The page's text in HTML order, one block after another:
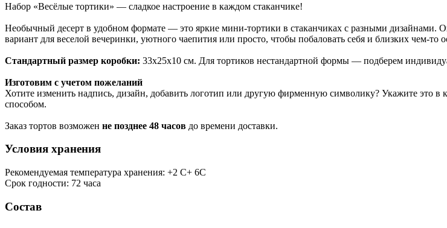
Набор «Весёлые тортики» — сладкое настроение в каждом стаканчике!
Необычный десерт в удобном формате — это яркие мини-тортики в стаканчиках с разными
вариант для веселой вечеринки, уютного чаепития или просто, чтобы побаловать себя и близких чем-то
Стандартный размер коробки: 33х25х10 см. Для тортиков нестандартной формы — подберем
Изготовим с учетом пожеланий
Хотите изменить надпись, дизайн, добавить логотип или другую фирменную символику? Укажите это
способом.
Заказ тортов возможен не позднее 48 часов до времени доставки.
Условия хранения
Рекомендуемая температура хранения: +2 С+ 6С
Срок годности: 72 часа
Состав